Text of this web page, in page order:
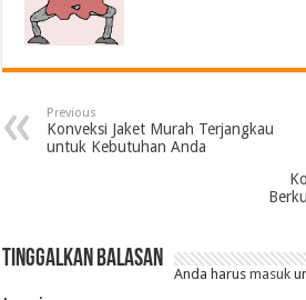
Previous
Konveksi Jaket Murah Terjangkau
untuk Kebutuhan Anda
Tinggalkan Balasan
Anda harusmasuk